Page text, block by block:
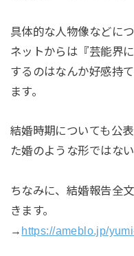
具体的な人物像などに
ネットからは『芸能界
するのはなんか好感持
ます。
結婚時期についても公
た婚のような形ではない
ちなみに、結婚報告全
きます。
→ https://ameblo.jp/